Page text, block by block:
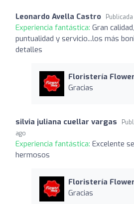
Leonardo Avella Castro
Experiencia fantástica: Gran
puntualidad y servicio...los más
detalles
Floristería
Gracias
silvia juliana cuellar vargas
ago
Experiencia fantástica: Excelente
hermosos
Floristería
Gracias